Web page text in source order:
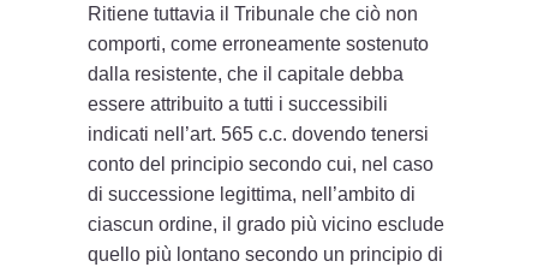
Ritiene tuttavia il Tribunale che ciò non
comporti, come erroneamente sostenuto
dalla resistente, che il capitale debba
essere attribuito a tutti i successibili
indicati nell’art. 565 c.c. dovendo tenersi
conto del principio secondo cui, nel caso
di successione legittima, nell’ambito di
ciascun ordine, il grado più vicino esclude
quello più lontano secondo un principio di